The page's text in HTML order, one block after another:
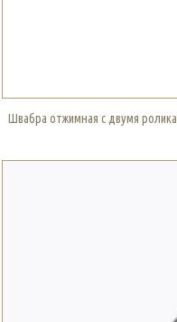
Швабра отжимная с двумя